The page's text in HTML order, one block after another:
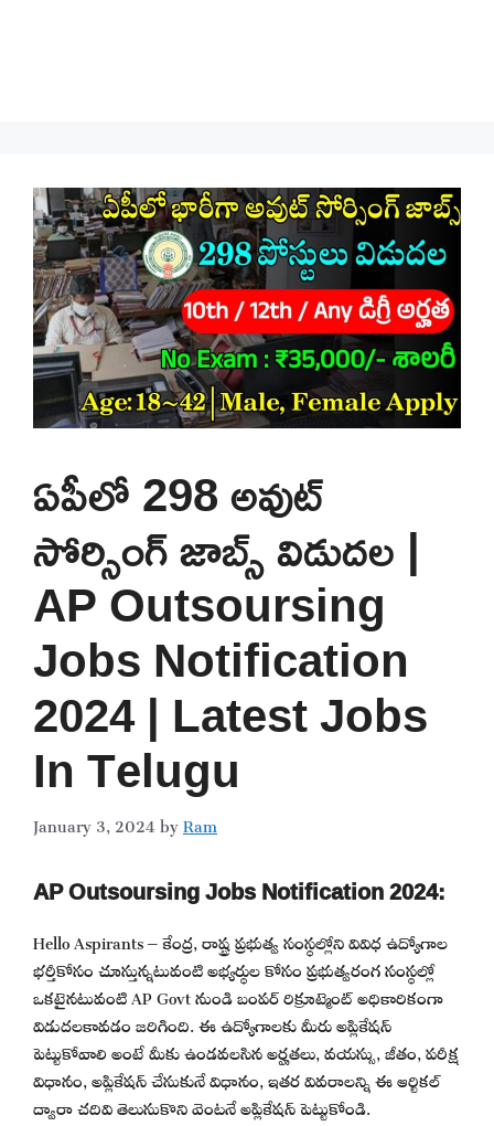
ఏపీలో 298 అవుట్
సోర్సింగ్ జాబ్స్ విడుదల |
AP Outsoursing
Jobs Notification
2024 | Latest Jobs
In Telugu
January 3, 2024byRam
AP Outsoursing Jobs Notification 2024:
Hello Aspirants – కేంద్ర, రాష్ట్ర ప్రభుత్వ సంస్థల్లోని వివిధ ఉద్యోగాల
భర్తీకోసం చూస్తున్నటువంటి అభ్యర్థుల కోసం ప్రభుత్వరంగ సంస్థల్లో
ఒకటైనటువంటి AP Govt నుండి బంపర్ రిక్రూట్మెంట్ అధికారికంగా
విడుదలకావడం జరిగింది. ఈ ఉద్యోగాలకు మీరు అప్లికేషన్
పెట్టుకోవాలి అంటే మీకు ఉండవలసిన అర్హతలు, వయస్సు, జీతం, పరీక్ష
విధానం, అప్లికేషన్ చేసుకునే విధానం, ఇతర వివరాలన్ని ఈ ఆర్టికల్
ద్వారా చదివి తెలుసుకొని వెంటనే అప్లికేషన్ పెట్టుకోండి.